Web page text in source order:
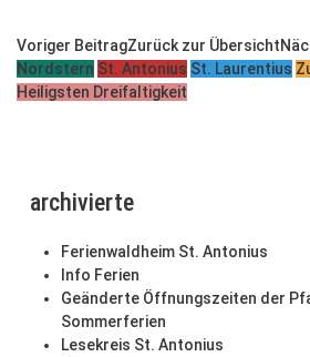
Voriger BeitragZurück zur Übersicht
Nordstern St. Antonius St. Laurentius
Heiligsten Dreifaltigkeit
archivierte
Ferienwaldheim St. Antonius
Info Ferien
Geänderte Öffnungszeiten der
Sommerferien
Lesekreis St. Antonius